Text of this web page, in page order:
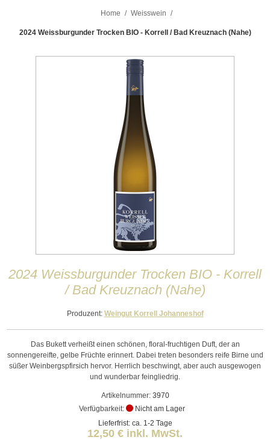
Home / Weisswein /
2024 Weissburgunder Trocken BIO - Korrell / Bad Kreuznach (Nahe)
2024 Weissburgunder Trocken BIO - Korrell
/ Bad Kreuznach (Nahe)
Produzent: Weingut Korrell Johanneshof
Das Bukett verheißt einen schönen, floral-fruchtigen Duft, der an
sonnengereifte, gelbe Früchte erinnert. Dabei treten besonders reife Birne und
süßer Weinbergspfirsich hervor. Herrlich beschwingt, aber auch ausgewogen
und wunderbar feingliedrig.
Artikelnummer: 3970
Verfügbarkeit:
Nicht am Lager
Lieferfrist: ca. 1-2 Tage
12,50 € inkl. MwSt.